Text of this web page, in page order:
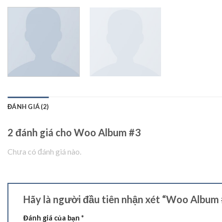
ĐÁNH GIÁ (2)
2 đánh giá cho Woo Album #3
Chưa có đánh giá nào.
Hãy là người đầu tiên nhận xét “Woo Album
Đánh giá của bạn *